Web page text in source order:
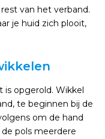
van het verband.
je huid zich plooit,
is opgerold. Wikkel
te beginnen bij de
om de hand
pols meerdere